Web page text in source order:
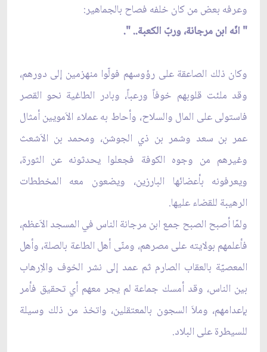
وعرفه بعض من كان خلفه فصاح بالجماهير:
" انّه ابن مرجانة، وربّ الكعبة.. ".
وكان ذلك الصاعقة على رؤوسهم فولّوا منهزمين إلى دورهم،
وقد ملئت قلوبهم خوفاً ورعباً، وبادر الطاغية نحو القصر
فاستولى على المال والسلاح، وأحاط به عملاء الاَمويين أمثال
عمر بن سعد وشمر بن ذي الجوشن، ومحمد بن الاَشعث
وغيرهم من وجوه الكوفة فجعلوا يحدثونه عن الثورة،
ويعرفونه بأعضائها البارزين، ويضعون معه المخططات
الرهيبة للقضاء عليها.
ولمّا أصبح الصبح جمع ابن مرجانة الناس في المسجد الاَعظم،
فأعلمهم بولايته على مصرهم، ومنّى أهل الطاعة بالصلة، وأهل
المعصيّة بالعقاب الصارم ثم عمد إلى نشر الخوف والاِرهاب
بين الناس، وقد أمسك جماعة لم يجر معهم أي تحقيق فأمر
بإعدامهم، وملاَ السجون بالمعتقلين، واتخذ من ذلك وسيلة
للسيطرة على البلاد.